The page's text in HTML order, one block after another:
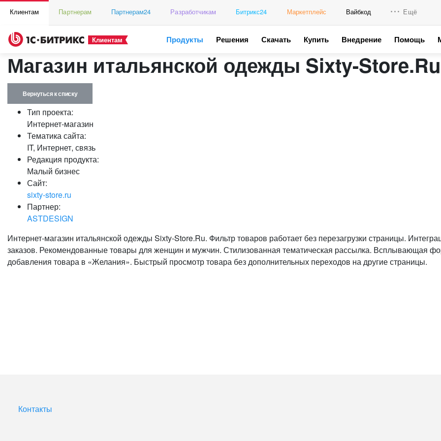
Клиентам Партнерам Партнерам24 Разработчикам Битрикс24 Маркетплейс Вайбкод Ещё
Промо
Клиентам Продукты Решения Скачать Купить Внедрение Помощь
Магазин итальянской одежды Sixty-Store.Ru
Вернуться к списку
Тип проекта:
Интернет-магазин
Тематика сайта:
IT, Интернет, связь
Редакция продукта:
Малый бизнес
Сайт:
sixty-store.ru
Партнер:
ASTDESIGN
Интернет-магазин итальянской одежды Sixty-Store.Ru. Фильтр товаров работает без перезагрузки страницы.
заказов. Рекомендованные товары для женщин и мужчин. Стилизованная тематическая рассылка. Всплывающая
добавления товара в «Желания». Быстрый просмотр товара без дополнительных переходов на другие страницы.
Контакты